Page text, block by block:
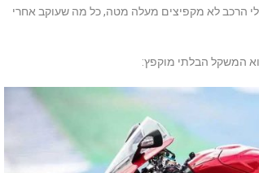
הרכב לא מקפיצים מעלה מטה, כל מה שעוקב אחרי
המשקל הבלתי מוקפץ: